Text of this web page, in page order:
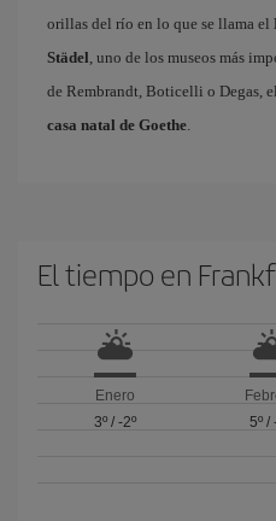
orillas del río en lo que se llama el
Städel, uno de los museos más
de Rembrandt, Boticelli o Degas, el
casa natal de Goethe.
El tiempo en
Enero
3º/ -2º
5º/